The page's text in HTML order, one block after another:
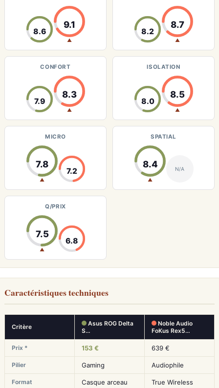
8.6
9.1
▲
8.2
8.7
▲
CONFORT
7.9
8.3
▲
ISOLATION
8.0
8.5
▲
MICRO
7.8
▲
7.2
SPATIAL
8.4
▲
N/A
Q/PRIX
7.5
▲
6.8
Caractéristiques techniques
Critère
Asus ROG Delta
S…
Noble Audio
FoKus Rex5…
Prix * 153 € 639 €
Pilier Gaming Audiophile
Format Casque arceau True Wireless